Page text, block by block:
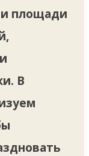
и площади
В